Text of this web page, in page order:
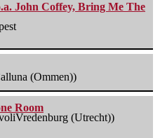
John Coffey, Bring Me The
(Ommen))
Room
(Utrecht))